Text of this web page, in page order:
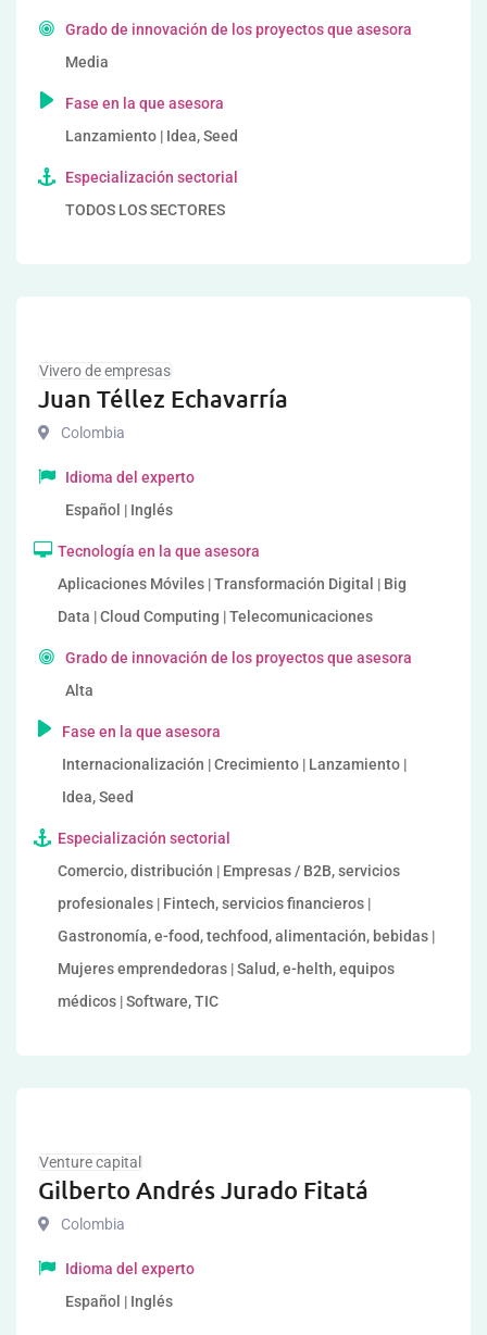
Grado de innovación de los proyectos que asesora
Media
Fase en la que asesora
Lanzamiento | Idea, Seed
Especialización sectorial
TODOS LOS SECTORES
Vivero de empresas
Juan Téllez Echavarría
Colombia
Idioma del experto
Español | Inglés
Tecnología en la que asesora
Aplicaciones Móviles | Transformación Digital | Big
Data | Cloud Computing | Telecomunicaciones
Grado de innovación de los proyectos que asesora
Alta
Fase en la que asesora
Internacionalización | Crecimiento | Lanzamiento |
Idea, Seed
Especialización sectorial
Comercio, distribución | Empresas / B2B, servicios
profesionales | Fintech, servicios financieros |
Gastronomía, e-food, techfood, alimentación, bebidas |
Mujeres emprendedoras | Salud, e-helth, equipos
médicos | Software, TIC
Venture capital
Gilberto Andrés Jurado Fitatá
Colombia
Idioma del experto
Español | Inglés